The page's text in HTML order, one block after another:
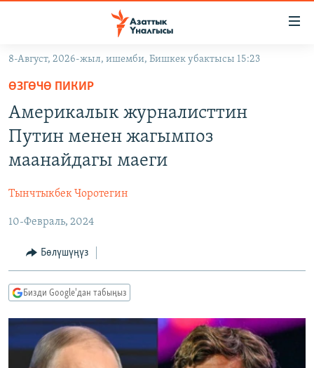
Навигацияга
өтүңүз
Издөөгө
салыңызКЫРГЫЗСТАН
ДҮЙНӨ
УКРАИНА
ТВ ПРОГРАММАЛАР
БҮГҮН АЗАТТЫКТА
ЭКСПЕРТТЕР ТАЛДАЙТ
ДАНИСТЕ
ЭЖЕ-СИҢДИЛЕР
АЗАТТЫК+
ПОДКАСТ
ӨЗГӨЧӨ ПИКИР
Русский
ОНЛАЙН ШЕРИНЕ
8-Август, 2026-жыл, ишемби, Бишкек убактысы 15:23
ӨЗГӨЧӨ ПИКИР
Америкалык журналисттин
Путин менен жагымпоз
маанайдагы маеги
Тынчтыкбек Чоротегин
10-Февраль, 2024
Бөлүшүңүз
Бизди Google'дан табыңыз